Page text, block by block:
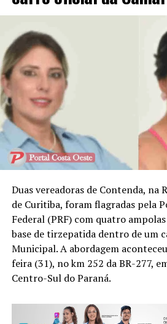
Duas vereadoras de Contenda, na
de Curitiba, foram flagradas pela
Federal (PRF) com quatro
base de tirzepatida dentro de um
Municipal. A abordagem
feira (31), no km 252 da BR-277,
Centro-Sul do Paraná.